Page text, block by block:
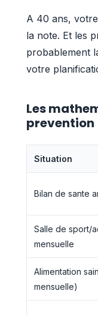
A 40 ans,
la note. Et les
probablement
votre
Les
prevention
Situation
Bilan de sante
Salle de sport/
mensuelle
Alimentation
mensuelle)